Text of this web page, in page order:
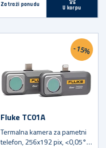
Zatraži ponudu
U korpu
-15%
Fluke TC01A
Termalna kamera za pametni
telefon, 256x192 pix, <0,05°C,